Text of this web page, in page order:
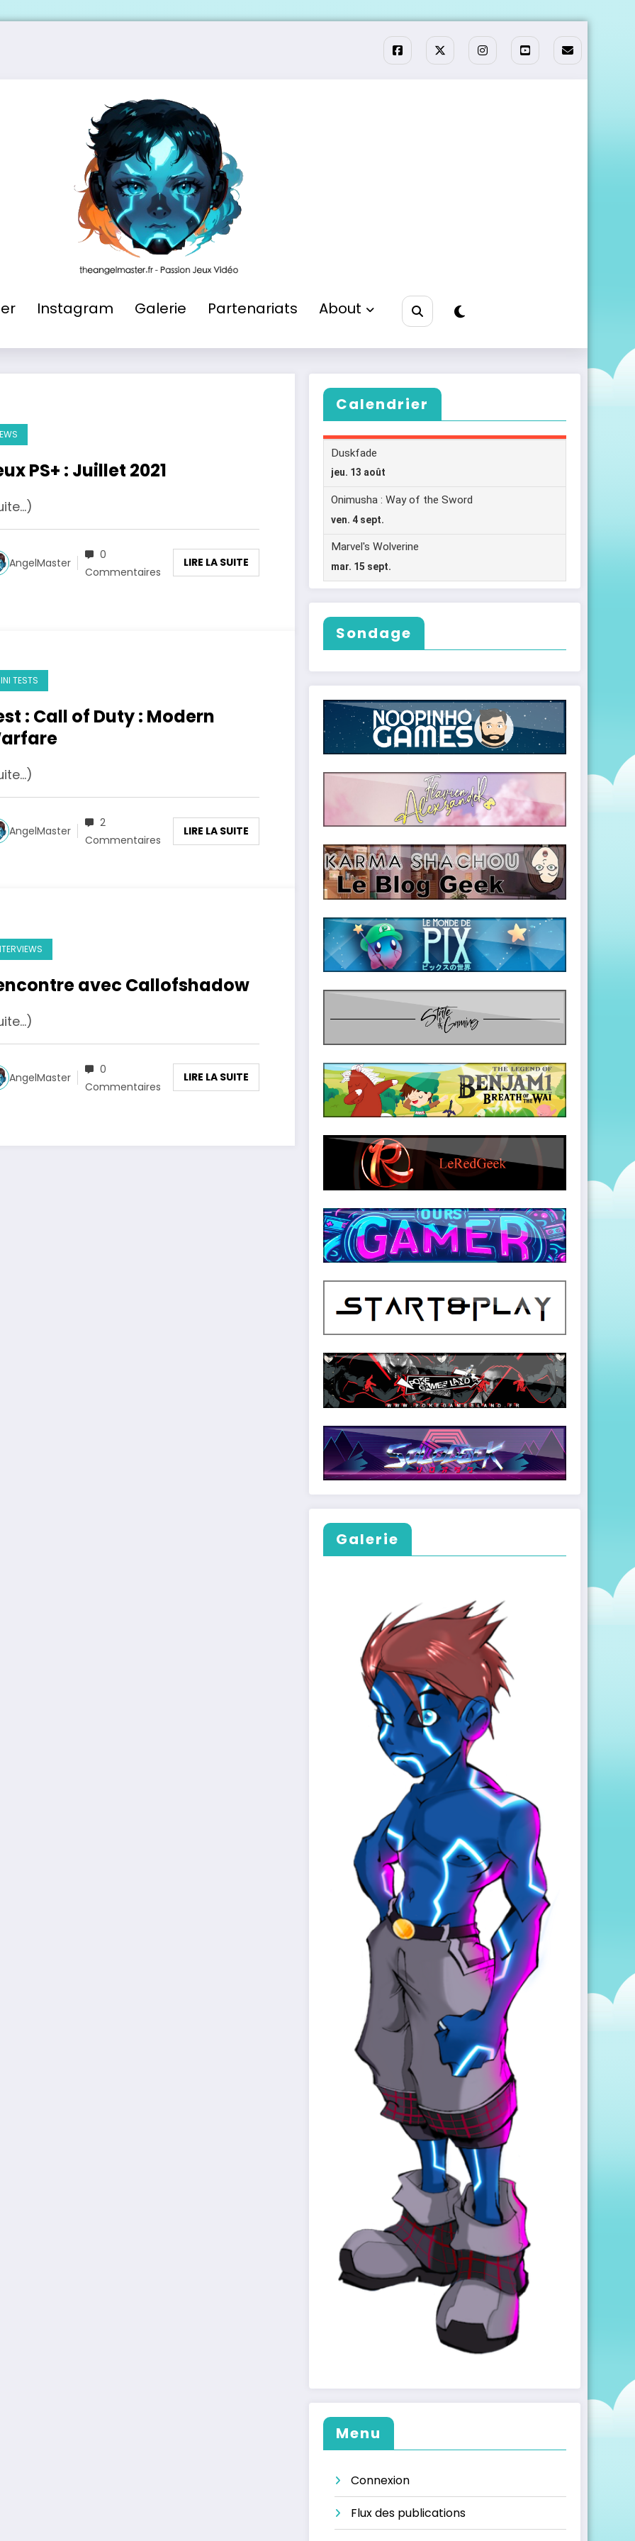
Instagram Galerie Partenariats About
PS+ : Juillet 2021
AngelMaster
0
Commentaires
LIRE LA SUITE
TESTS
: Call of Duty : Modern
AngelMaster
2
Commentaires
LIRE LA SUITE
avec Callofshadow
AngelMaster
0
Commentaires
LIRE LA SUITE
Calendrier
Sondage
Galerie
Menu
Connexion
Flux des publications